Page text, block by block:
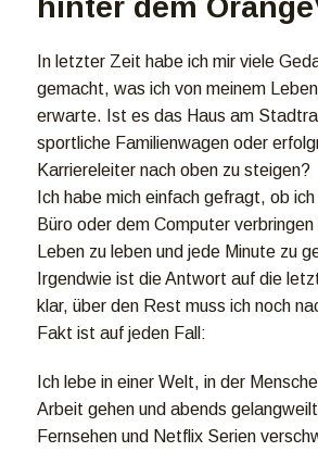
hinter dem
In letzter Zeit habe ich mir viele
gemacht, was ich von meinem
erwarte. Ist es das Haus am
sportliche Familienwagen oder
Karriereleiter nach oben zu steigen?
Ich habe mich einfach gefragt, ob
Büro oder dem Computer
Leben zu leben und jede Minute zu
Irgendwie ist die Antwort auf die
klar, über den Rest muss ich noch
Fakt ist auf jeden Fall:
Ich lebe in einer Welt, in der
Arbeit gehen und abends
Fernsehen und Netflix Serien